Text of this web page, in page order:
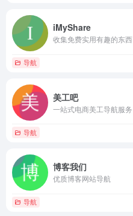
iMyShare
收集免费实用有趣的东西
导航
美工吧
一站式电商美工导航服务
导航
博客我们
优质博客网站导航
导航